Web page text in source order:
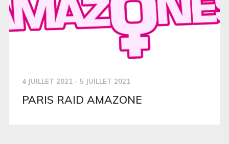
4 JUILLET 2021 - 5 JUILLET 2021
PARIS RAID AMAZONE